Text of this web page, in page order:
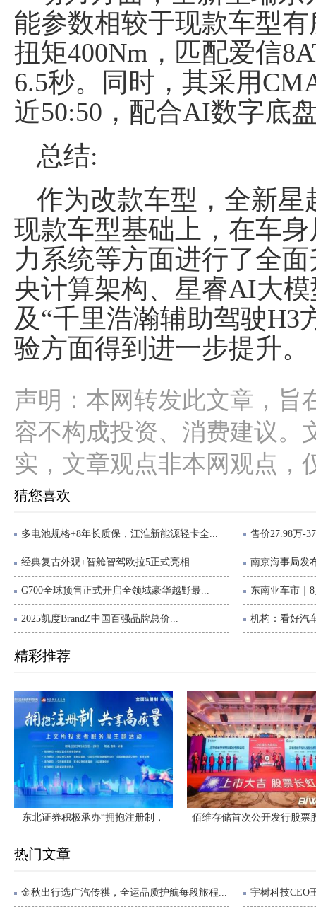
能参数相较于现款车型
扭矩400Nm，匹配爱信
6.5秒。同时，其采用
近50:50，配合AI数字底
总结:
作为改款车型，全新
现款车型基础上，在车
力系统等方面进行了全
央计算架构、星睿AI大
及“千里浩瀚辅助驾驶H3
验方面得到进一步提升。
声明：本网转发此文章，旨
容不构成投资、消费建议。
实，文章观点非本网观点，
猜您喜欢
多电池规格+8年长质保，江淮新能源轻卡全... 售价27.98万-
经典复古外观+智舱智驾欧拉5正式亮相... 南京海事局发
G700全球预售正式开启全领域豪华越野最... 东南亚车市｜
2025凯度BrandZ中国百强品牌总价... 机构：看好汽
精彩推荐
东北证券积极承办“拥抱注册制， 佰维存储首次公开发行股票
热门文章
金秋出行选广汽传祺，全运品质护航每段旅程... 宇树科技CEO